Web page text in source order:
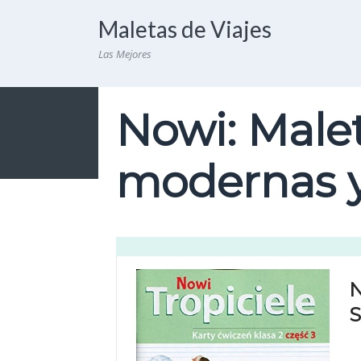
Maletas de Viajes
Las Mejores
Nowi:
modernas